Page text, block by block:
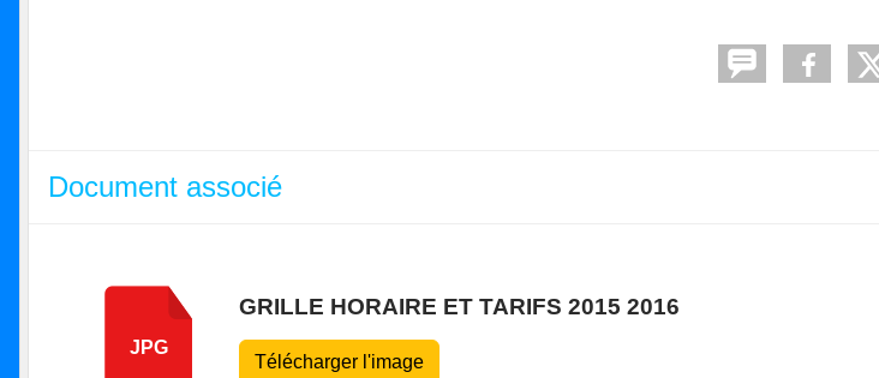
Document associé
JPG
GRILLE HORAIRE ET TARIFS 2015 2016
Télécharger l'image